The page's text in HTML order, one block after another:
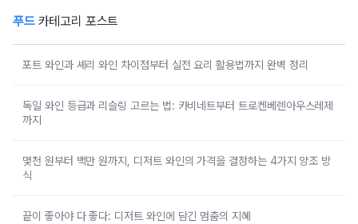
푸드카테고리 포스트
포트 와인과 셰리 와인 차이점부터 실전 요리 활용법까지 완벽 정리
독일 와인 등급과 리슬링 고르는 법: 카비네트부터 트로켄베렌아우스레제
까지
몇천 원부터 백만 원까지, 디저트 와인의 가격을 결정하는 4가지 양조 방
식
끝이 좋아야 다 좋다: 디저트 와인에 담긴 멈춤의 지혜